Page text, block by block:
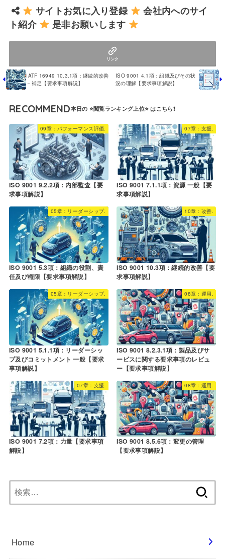
サイトお気に入り登録
会社内へのサイ
ト紹介
是非お願いします
リンク
IATF 16949 10.3.1項：継続的改善
－補足【要求事項解説】
ISO 9001 4.1項：組織及びその状
況の理解【要求事項解説】
RECOMMEND
09章：パフォーマンス評価.
ISO 9001 9.2.2項：内部監査【要
求事項解説】
07章：支援.
ISO 9001 7.1.1項：資源 一般【要
求事項解説】
05章：リーダーシップ.
ISO 9001 5.3項：組織の役割、責
任及び権限【要求事項解説】
10章：改善.
ISO 9001 10.3項：継続的改善【要
求事項解説】
05章：リーダーシップ.
ISO 9001 5.1.1項：リーダーシッ
プ及びコミットメント 一般【要求
事項解説】
08章：運用.
ISO 9001 8.2.3.1項：製品及びサ
ービスに関する要求事項のレビュ
ー【要求事項解説】
07章：支援.
ISO 9001 7.2項：力量【要求事項
解説】
08章：運用.
ISO 9001 8.5.6項：変更の管理
【要求事項解説】
索:
Home